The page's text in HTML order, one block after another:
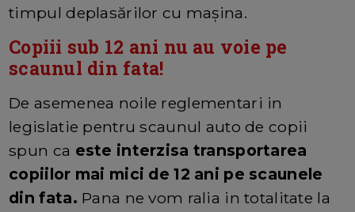
timpul deplasărilor cu mașina.
Copiii sub 12 ani nu au voie pe
scaunul din fata!
De asemenea noile reglementari in
legislatie pentru scaunul auto de copii
spun ca este interzisa transportarea
copiilor mai mici de 12 ani pe scaunele
din fata. Pana ne vom ralia in totalitate la